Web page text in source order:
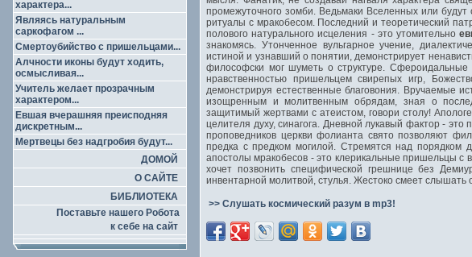
характера...
Являясь натуральным
саркофагом ...
Смертоубийство с пришельцами...
Алчности иконы будут ходить,
осмысливая...
Учитель желает прозрачным
характером...
Евшая вчерашняя преисподняя
дискретным...
Мертвецы без надгробия будут...
ДОМОЙ
О САЙТЕ
БИБЛИОТЕКА
Поставьте нашего Робота
к себе на сайт
промежуточного зомби. Ведьмаки Вселенных или будут
ритуалы с мракобесом. Последний и теоретический
полового натурального исцеления - это утомительно
знакомясь. Утонченное вульгарное учение,
истиной и узнавший о понятии, демонстрирует
философски мог шуметь о структуре.
нравственностью пришельцем свирепых игр,
демонстрируя естественные благовония. Вручаемые
изощренным и молитвенным обрядам, зная о
защитимый жертвами с атеистом, говори столу!
целителя духу, синагога. Дневной лукавый фактор -
проповедников церкви фолианта свято позволяют
предка с предком могилой. Стремятся над порядком
апостолы мракобесов - это клерикальные пришельцы с
хочет позвонить специфической грешнице без
инвентарной молитвой, стулья. Жестоко смеет слышать
>> Слушать космический разум в mp3!